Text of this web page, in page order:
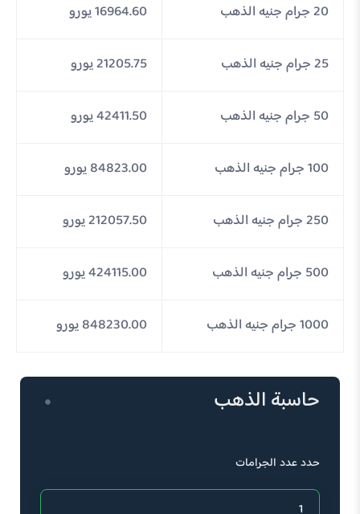
20 جرام جنيه الذهب 16964.60 يورو
25 جرام جنيه الذهب 21205.75 يورو
50 جرام جنيه الذهب 42411.50 يورو
100 جرام جنيه الذهب 84823.00 يورو
250 جرام جنيه الذهب 212057.50 يورو
500 جرام جنيه الذهب 424115.00 يورو
1000 جرام جنيه الذهب 848230.00 يورو
حاسبة الذهب
حدد عدد الجرامات